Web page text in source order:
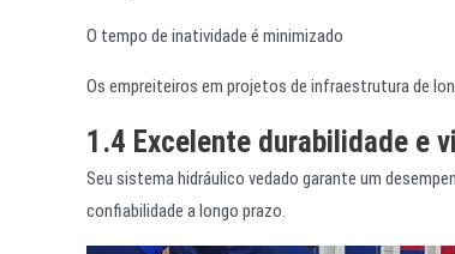
O tempo de inatividade é minimizado
Os empreiteiros em projetos de infraestrutura de
1.4 Excelente durabilidade e
Seu sistema hidráulico vedado garante um
confiabilidade a longo prazo.